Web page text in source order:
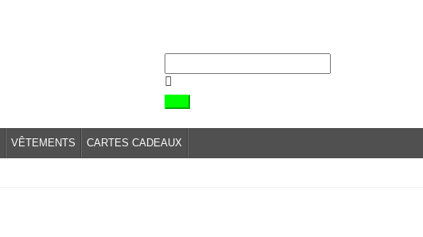
VÊTEMENTS CARTES CADEAUX